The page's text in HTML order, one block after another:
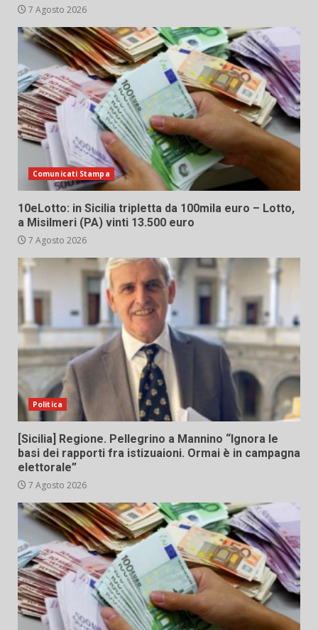
7 Agosto 2026
Comunicati Stampa
10eLotto: in Sicilia tripletta da 100mila euro – Lotto,
a Misilmeri (PA) vinti 13.500 euro
7 Agosto 2026
Politica
[Sicilia] Regione. Pellegrino a Mannino “Ignora le
basi dei rapporti fra istizuaioni. Ormai è in campagna
elettorale”
7 Agosto 2026